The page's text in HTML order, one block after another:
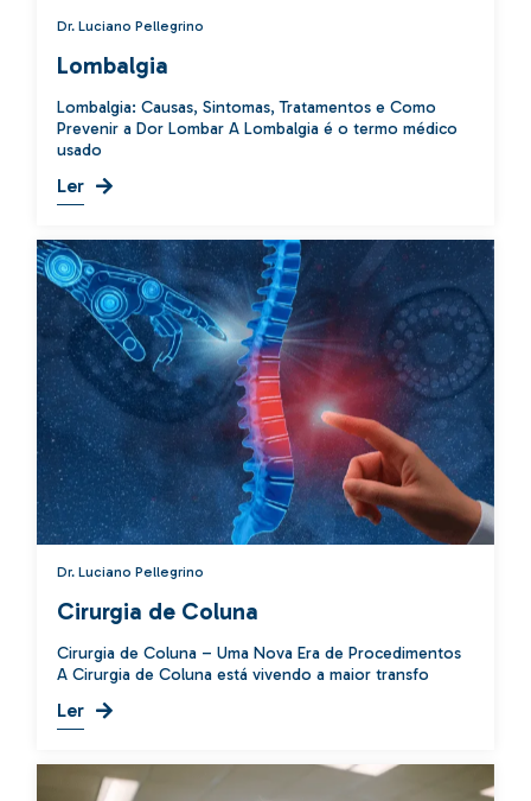
Dr. Luciano Pellegrino
Lombalgia
Lombalgia: Causas, Sintomas, Tratamentos e Como
Prevenir a Dor Lombar A Lombalgia é o termo médico
usado
Ler
Dr. Luciano Pellegrino
Cirurgia de Coluna
Cirurgia de Coluna – Uma Nova Era de Procedimentos
A Cirurgia de Coluna está vivendo a maior transfo
Ler